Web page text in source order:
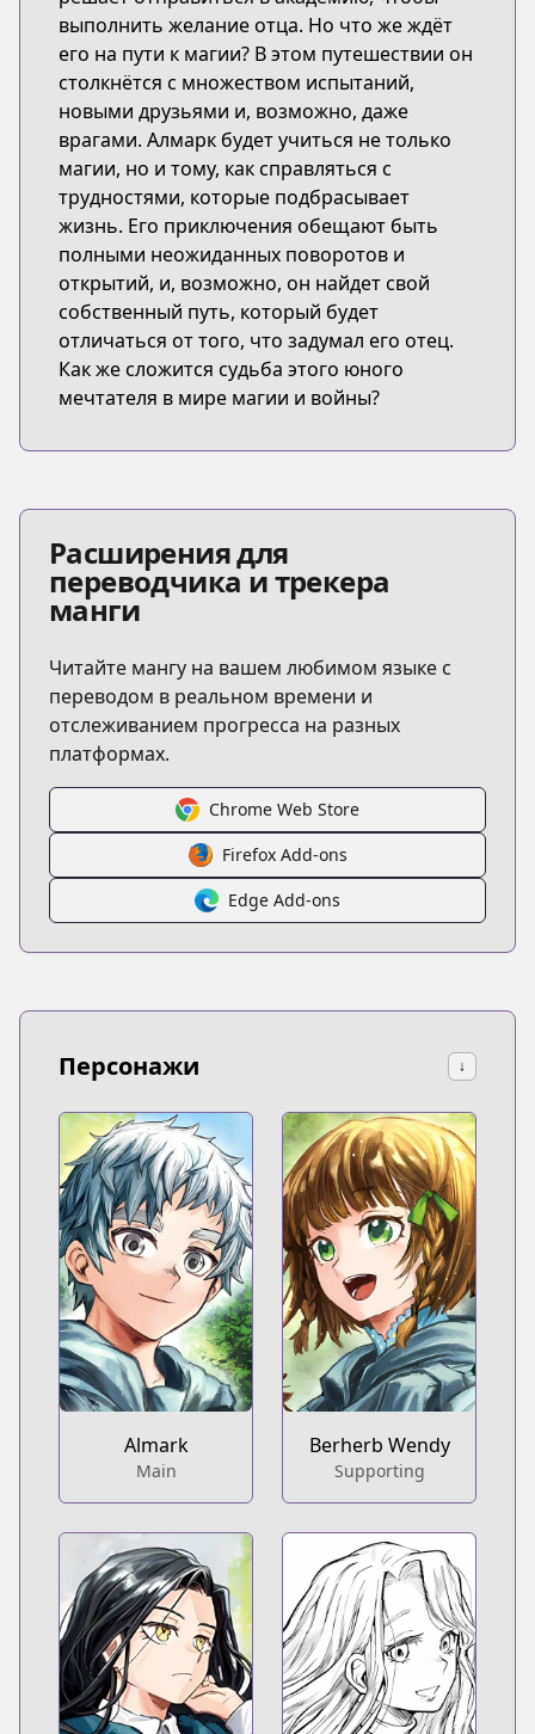
выполнить желание отца. Но что же ждёт
его на пути к магии? В этом путешествии он
столкнётся с множеством испытаний,
новыми друзьями и, возможно, даже
врагами. Алмарк будет учиться не только
магии, но и тому, как справляться с
трудностями, которые подбрасывает
жизнь. Его приключения обещают быть
полными неожиданных поворотов и
открытий, и, возможно, он найдет свой
собственный путь, который будет
отличаться от того, что задумал его отец.
Как же сложится судьба этого юного
мечтателя в мире магии и войны?
Расширения для
переводчика и трекера
манги
Читайте мангу на вашем любимом языке с
переводом в реальном времени и
отслеживанием прогресса на разных
платформах.
Chrome Web Store
Firefox Add-ons
Edge Add-ons
Персонажи ↓
Almark
Main
Berherb Wendy
Supporting